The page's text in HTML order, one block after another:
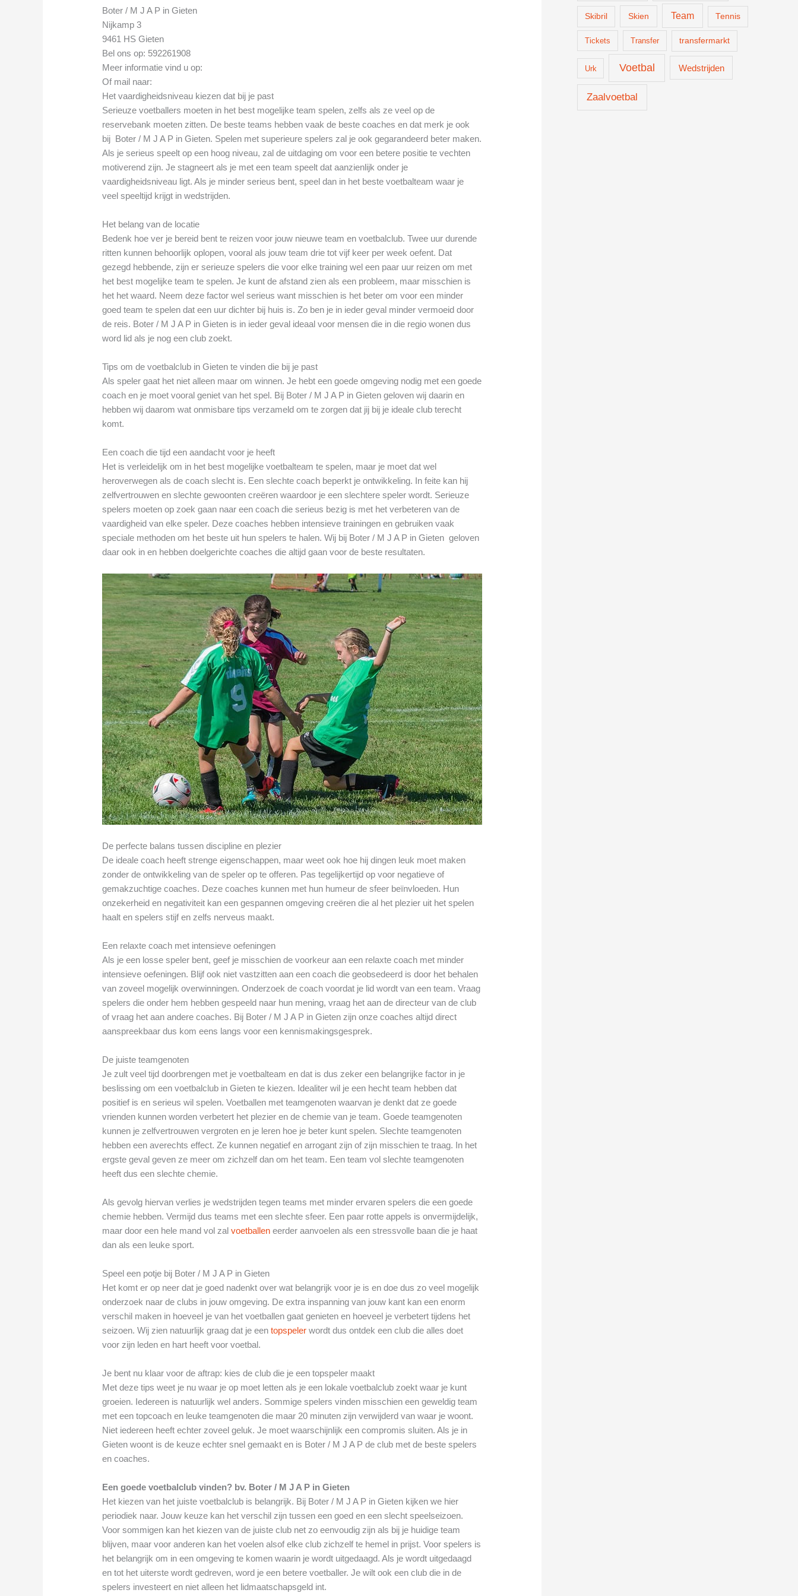
Boter / M J A P in Gieten
Nijkamp 3
9461 HS Gieten
Bel ons op: 592261908
Meer informatie vind u op:
Of mail naar:
Het vaardigheidsniveau kiezen dat bij je past
Serieuze voetballers moeten in het best mogelijke team spelen, zelfs als ze veel op de
reservebank moeten zitten. De beste teams hebben vaak de beste coaches en dat merk je ook
bij Boter / M J A P in Gieten. Spelen met superieure spelers zal je ook gegarandeerd beter maken.
Als je serieus speelt op een hoog niveau, zal de uitdaging om voor een betere positie te vechten
motiverend zijn. Je stagneert als je met een team speelt dat aanzienlijk onder je
vaardigheidsniveau ligt. Als je minder serieus bent, speel dan in het beste voetbalteam waar je
veel speeltijd krijgt in wedstrijden.
Het belang van de locatie
Bedenk hoe ver je bereid bent te reizen voor jouw nieuwe team en voetbalclub. Twee uur durende
ritten kunnen behoorlijk oplopen, vooral als jouw team drie tot vijf keer per week oefent. Dat
gezegd hebbende, zijn er serieuze spelers die voor elke training wel een paar uur reizen om met
het best mogelijke team te spelen. Je kunt de afstand zien als een probleem, maar misschien is
het het waard. Neem deze factor wel serieus want misschien is het beter om voor een minder
goed team te spelen dat een uur dichter bij huis is. Zo ben je in ieder geval minder vermoeid door
de reis. Boter / M J A P in Gieten is in ieder geval ideaal voor mensen die in die regio wonen dus
word lid als je nog een club zoekt.
Tips om de voetbalclub in Gieten te vinden die bij je past
Als speler gaat het niet alleen maar om winnen. Je hebt een goede omgeving nodig met een goede
coach en je moet vooral geniet van het spel. Bij Boter / M J A P in Gieten geloven wij daarin en
hebben wij daarom wat onmisbare tips verzameld om te zorgen dat jij bij je ideale club terecht
komt.
Een coach die tijd een aandacht voor je heeft
Het is verleidelijk om in het best mogelijke voetbalteam te spelen, maar je moet dat wel
heroverwegen als de coach slecht is. Een slechte coach beperkt je ontwikkeling. In feite kan hij
zelfvertrouwen en slechte gewoonten creëren waardoor je een slechtere speler wordt. Serieuze
spelers moeten op zoek gaan naar een coach die serieus bezig is met het verbeteren van de
vaardigheid van elke speler. Deze coaches hebben intensieve trainingen en gebruiken vaak
speciale methoden om het beste uit hun spelers te halen. Wij bij Boter / M J A P in Gieten geloven
daar ook in en hebben doelgerichte coaches die altijd gaan voor de beste resultaten.
De perfecte balans tussen discipline en plezier
De ideale coach heeft strenge eigenschappen, maar weet ook hoe hij dingen leuk moet maken
zonder de ontwikkeling van de speler op te offeren. Pas tegelijkertijd op voor negatieve of
gemakzuchtige coaches. Deze coaches kunnen met hun humeur de sfeer beïnvloeden. Hun
onzekerheid en negativiteit kan een gespannen omgeving creëren die al het plezier uit het spelen
haalt en spelers stijf en zelfs nerveus maakt.
Een relaxte coach met intensieve oefeningen
Als je een losse speler bent, geef je misschien de voorkeur aan een relaxte coach met minder
intensieve oefeningen. Blijf ook niet vastzitten aan een coach die geobsedeerd is door het behalen
van zoveel mogelijk overwinningen. Onderzoek de coach voordat je lid wordt van een team. Vraag
spelers die onder hem hebben gespeeld naar hun mening, vraag het aan de directeur van de club
of vraag het aan andere coaches. Bij Boter / M J A P in Gieten zijn onze coaches altijd direct
aanspreekbaar dus kom eens langs voor een kennismakingsgesprek.
De juiste teamgenoten
Je zult veel tijd doorbrengen met je voetbalteam en dat is dus zeker een belangrijke factor in je
beslissing om een voetbalclub in Gieten te kiezen. Idealiter wil je een hecht team hebben dat
positief is en serieus wil spelen. Voetballen met teamgenoten waarvan je denkt dat ze goede
vrienden kunnen worden verbetert het plezier en de chemie van je team. Goede teamgenoten
kunnen je zelfvertrouwen vergroten en je leren hoe je beter kunt spelen. Slechte teamgenoten
hebben een averechts effect. Ze kunnen negatief en arrogant zijn of zijn misschien te traag. In het
ergste geval geven ze meer om zichzelf dan om het team. Een team vol slechte teamgenoten
heeft dus een slechte chemie.
Als gevolg hiervan verlies je wedstrijden tegen teams met minder ervaren spelers die een goede
chemie hebben. Vermijd dus teams met een slechte sfeer. Een paar rotte appels is onvermijdelijk,
maar door een hele mand vol zalvoetballen eerder aanvoelen als een stressvolle baan die je haat
dan als een leuke sport.
Speel een potje bij Boter / M J A P in Gieten
Het komt er op neer dat je goed nadenkt over wat belangrijk voor je is en doe dus zo veel mogelijk
onderzoek naar de clubs in jouw omgeving. De extra inspanning van jouw kant kan een enorm
verschil maken in hoeveel je van het voetballen gaat genieten en hoeveel je verbetert tijdens het
seizoen. Wij zien natuurlijk graag dat je eentopspeler wordt dus ontdek een club die alles doet
voor zijn leden en hart heeft voor voetbal.
Je bent nu klaar voor de aftrap: kies de club die je een topspeler maakt
Met deze tips weet je nu waar je op moet letten als je een lokale voetbalclub zoekt waar je kunt
groeien. Iedereen is natuurlijk wel anders. Sommige spelers vinden misschien een geweldig team
met een topcoach en leuke teamgenoten die maar 20 minuten zijn verwijderd van waar je woont.
Niet iedereen heeft echter zoveel geluk. Je moet waarschijnlijk een compromis sluiten. Als je in
Gieten woont is de keuze echter snel gemaakt en is Boter / M J A P de club met de beste spelers
en coaches.
Een goede voetbalclub vinden? bv. Boter / M J A P in Gieten
Het kiezen van het juiste voetbalclub is belangrijk. Bij Boter / M J A P in Gieten kijken we hier
periodiek naar. Jouw keuze kan het verschil zijn tussen een goed en een slecht speelseizoen.
Voor sommigen kan het kiezen van de juiste club net zo eenvoudig zijn als bij je huidige team
blijven, maar voor anderen kan het voelen alsof elke club zichzelf te hemel in prijst. Voor spelers is
het belangrijk om in een omgeving te komen waarin je wordt uitgedaagd. Als je wordt uitgedaagd
en tot het uiterste wordt gedreven, word je een betere voetballer. Je wilt ook een club die in de
spelers investeert en niet alleen het lidmaatschapsgeld int.
Skibril Skien Team Tennis
Tickets Transfer transfermarkt
Urk Voetbal Wedstrijden
Zaalvoetbal